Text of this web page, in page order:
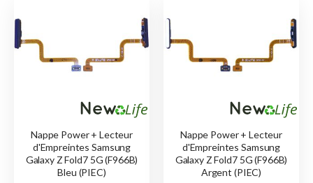
Nappe Power + Lecteur
d'Empreintes Samsung
Galaxy Z Fold7 5G (F966B)
Bleu (PIEC)
Nappe Power + Lecteur
d'Empreintes Samsung
Galaxy Z Fold7 5G (F966B)
Argent (PIEC)